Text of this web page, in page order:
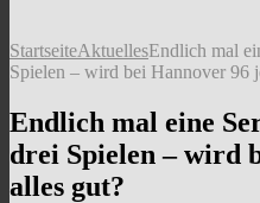
StartseiteAktuellesEndlich mal
Spielen – wird bei Hannover 96
Endlich mal eine
drei Spielen – wird
alles gut?